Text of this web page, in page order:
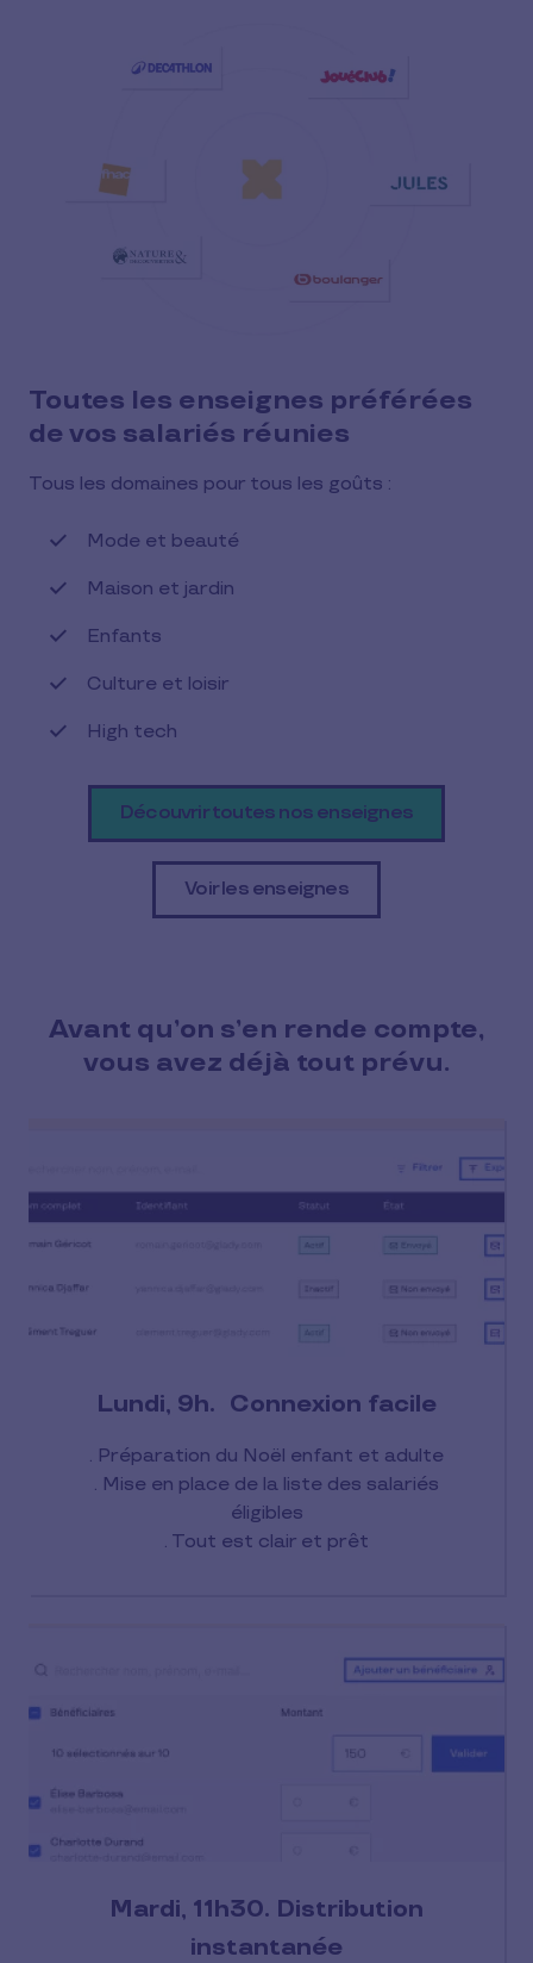
Toutes les enseignes préférées
de vos salariés réunies
Tous les domaines pour tous les goûts :
Mode et beauté
Maison et jardin
Enfants
Culture et loisir
High tech
Découvrir toutes nos enseignes
Voir les enseignes
Avant qu’on s’en rende compte,
vous avez déjà tout prévu.
Lundi, 9h. Connexion facile
. Préparation du Noël enfant et adulte
. Mise en place de la liste des salariés
éligibles
. Tout est clair et prêt
Mardi, 11h30. Distribution
instantanée